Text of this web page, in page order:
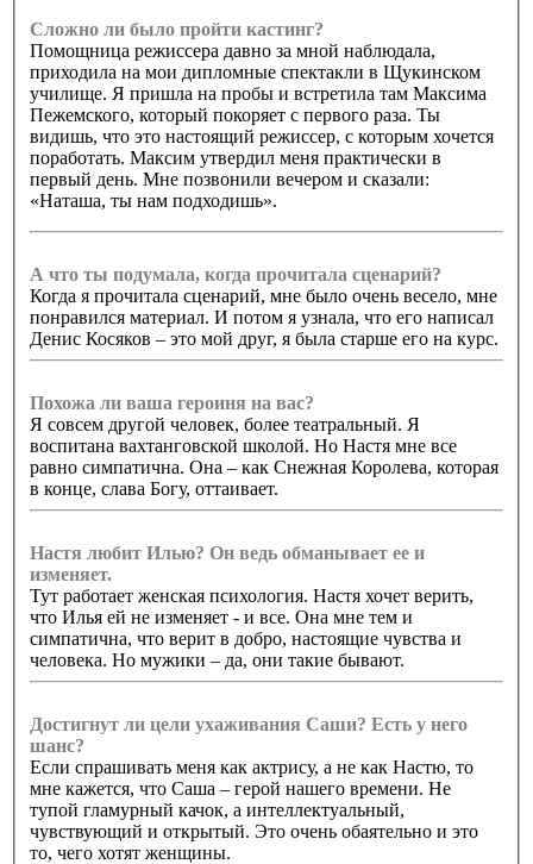
Сложно ли было пройти кастинг?
Помощница режиссера давно за мной наблюдала,
приходила на мои дипломные спектакли в Щукинском
училище. Я пришла на пробы и встретила там Максима
Пежемского, который покоряет с первого раза. Ты
видишь, что это настоящий режиссер, с которым хочется
поработать. Максим утвердил меня практически в
первый день. Мне позвонили вечером и сказали:
«Наташа, ты нам подходишь».
А что ты подумала, когда прочитала сценарий?
Когда я прочитала сценарий, мне было очень весело, мне
понравился материал. И потом я узнала, что его написал
Денис Косяков – это мой друг, я была старше его на курс.
Похожа ли ваша героиня на вас?
Я совсем другой человек, более театральный. Я
воспитана вахтанговской школой. Но Настя мне все
равно симпатична. Она – как Снежная Королева, которая
в конце, слава Богу, оттаивает.
Настя любит Илью? Он ведь обманывает ее и
изменяет.
Тут работает женская психология. Настя хочет верить,
что Илья ей не изменяет - и все. Она мне тем и
симпатична, что верит в добро, настоящие чувства и
человека. Но мужики – да, они такие бывают.
Достигнут ли цели ухаживания Саши? Есть у него
шанс?
Если спрашивать меня как актрису, а не как Настю, то
мне кажется, что Саша – герой нашего времени. Не
тупой гламурный качок, а интеллектуальный,
чувствующий и открытый. Это очень обаятельно и это
то, чего хотят женщины.